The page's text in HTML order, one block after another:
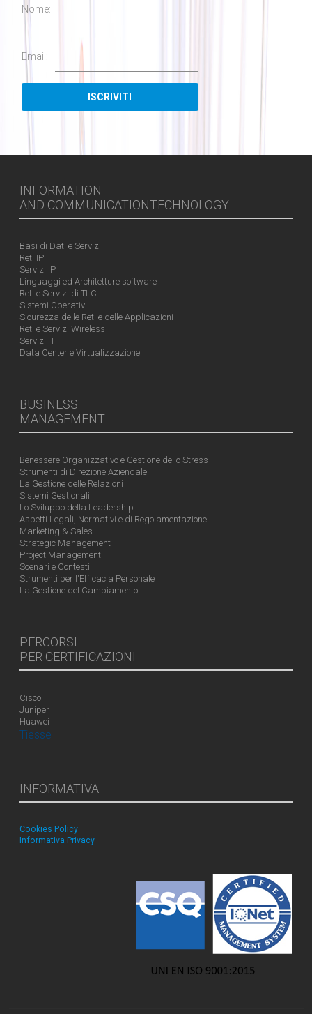
Nome:
Email:
INFORMATION
AND COMMUNICATIONTECHNOLOGY
Basi di Dati e Servizi
Reti IP
Servizi IP
Linguaggi ed Architetture software
Reti e Servizi di TLC
Sistemi Operativi
Sicurezza delle Reti e delle Applicazioni
Reti e Servizi Wireless
Servizi IT
Data Center e Virtualizzazione
BUSINESS
MANAGEMENT
Benessere Organizzativo e Gestione dello Stress
Strumenti di Direzione Aziendale
La Gestione delle Relazioni
Sistemi Gestionali
Lo Sviluppo della Leadership
Aspetti Legali, Normativi e di Regolamentazione
Marketing & Sales
Strategic Management
Project Management
Scenari e Contesti
Strumenti per l'Efficacia Personale
La Gestione del Cambiamento
PERCORSI
PER CERTIFICAZIONI
Cisco
Juniper
Huawei
Tiesse
INFORMATIVA
Cookies Policy
Informativa Privacy